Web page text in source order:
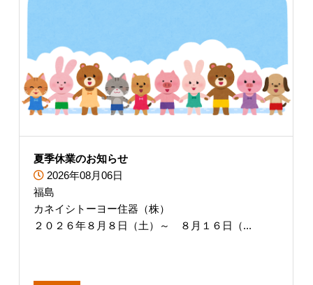
夏季休業のお知らせ
2026年08月06日
福島
カネイシトーヨー住器（株）
２０２６年８月８日（土）～ ８月１６日（...